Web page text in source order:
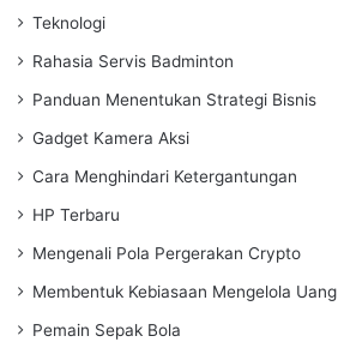
Teknologi
Rahasia Servis Badminton
Panduan Menentukan Strategi Bisnis
Gadget Kamera Aksi
Cara Menghindari Ketergantungan
HP Terbaru
Mengenali Pola Pergerakan Crypto
Membentuk Kebiasaan Mengelola Uang
Pemain Sepak Bola